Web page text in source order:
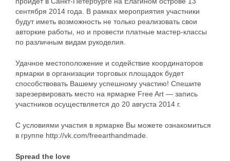
сентября 2014 года. В рамках мероприятия участники
будут иметь возможность не только реализовать свои
авторкие работы, но и провести платные мастер-классы
по различным видам рукоделия.
Удачное местоположение и содействие координаторов
ярмарки в организации торговых площадок будет
способствовать Вашему успешному участию! Спешите
зарезервировать место на ярмарке Free Art — запись
участников осуществляется до 20 августа 2014 г.
С условиями участия в ярмарке Вы можете ознакомиться
в группе http://vk.com/freearthandmade.
Spread the love